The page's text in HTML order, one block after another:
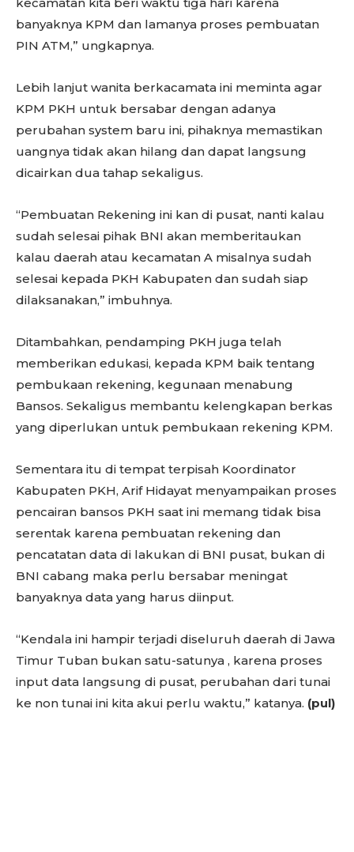
banyaknya KPM dan lamanya proses pembuatan
PIN ATM,” ungkapnya.
Lebih lanjut wanita berkacamata ini meminta agar
KPM PKH untuk bersabar dengan adanya
perubahan system baru ini, pihaknya memastikan
uangnya tidak akan hilang dan dapat langsung
dicairkan dua tahap sekaligus.
“Pembuatan Rekening ini kan di pusat, nanti kalau
sudah selesai pihak BNI akan memberitaukan
kalau daerah atau kecamatan A misalnya sudah
selesai kepada PKH Kabupaten dan sudah siap
dilaksanakan,” imbuhnya.
Ditambahkan, pendamping PKH juga telah
memberikan edukasi, kepada KPM baik tentang
pembukaan rekening, kegunaan menabung
Bansos. Sekaligus membantu kelengkapan berkas
yang diperlukan untuk pembukaan rekening KPM.
Sementara itu di tempat terpisah Koordinator
Kabupaten PKH, Arif Hidayat menyampaikan proses
pencairan bansos PKH saat ini memang tidak bisa
serentak karena pembuatan rekening dan
pencatatan data di lakukan di BNI pusat, bukan di
BNI cabang maka perlu bersabar meningat
banyaknya data yang harus diinput.
“Kendala ini hampir terjadi diseluruh daerah di Jawa
Timur Tuban bukan satu-satunya , karena proses
input data langsung di pusat, perubahan dari tunai
ke non tunai ini kita akui perlu waktu,” katanya. (pul)